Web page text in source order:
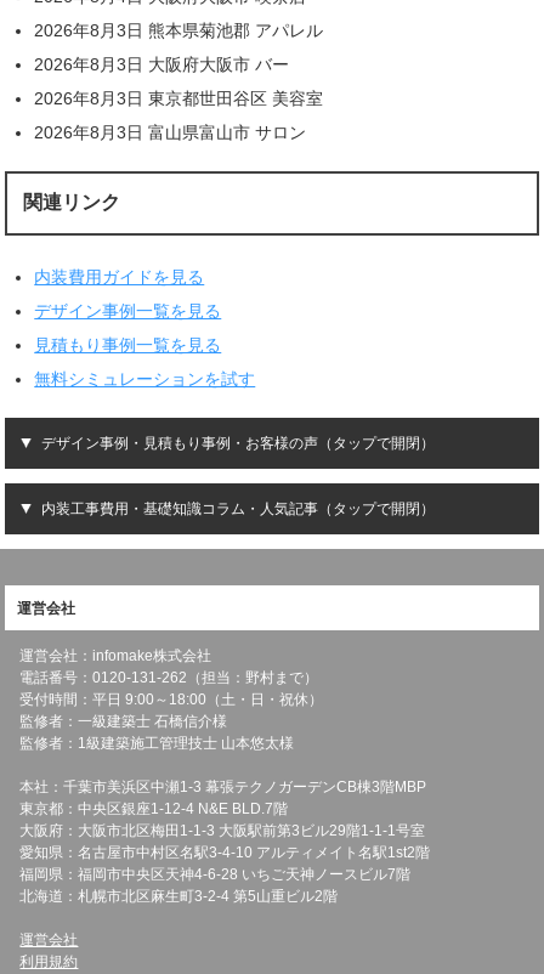
2026年8月3日 熊本県菊池郡 アパレル
2026年8月3日 大阪府大阪市 バー
2026年8月3日 東京都世田谷区 美容室
2026年8月3日 富山県富山市 サロン
関連リンク
内装費用ガイドを見る
デザイン事例一覧を見る
見積もり事例一覧を見る
無料シミュレーションを試す
デザイン事例・見積もり事例・お客様の声（タップで開閉）
内装工事費用・基礎知識コラム・人気記事（タップで開閉）
運営会社
運営会社：infomake株式会社
電話番号：0120-131-262（担当：野村まで）
受付時間：平日 9:00～18:00（土・日・祝休）
監修者：一級建築士 石橋信介様
監修者：1級建築施工管理技士 山本悠太様
本社：千葉市美浜区中瀬1-3 幕張テクノガーデンCB棟3階MBP
東京都：中央区銀座1-12-4 N&E BLD.7階
大阪府：大阪市北区梅田1-1-3 大阪駅前第3ビル29階1-1-1号室
愛知県：名古屋市中村区名駅3-4-10 アルティメイト名駅1st2階
福岡県：福岡市中央区天神4-6-28 いちご天神ノースビル7階
北海道：札幌市北区麻生町3-2-4 第5山重ビル2階
運営会社
利用規約